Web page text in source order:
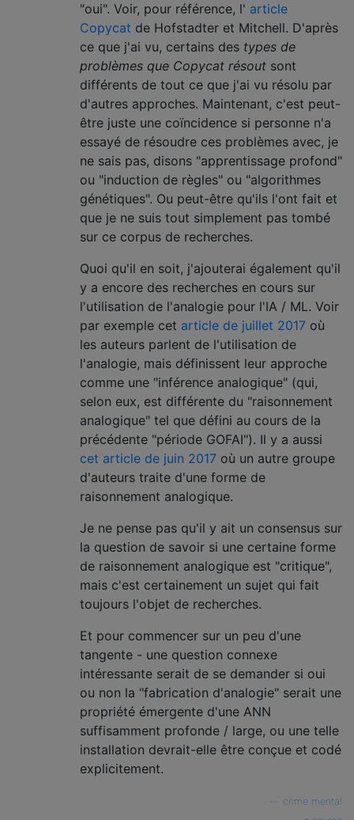
"oui". Voir, pour référence, l' article
Copycat de Hofstadter et Mitchell. D'après
ce que j'ai vu, certains des types de
problèmes que Copycat résout sont
différents de tout ce que j'ai vu résolu par
d'autres approches. Maintenant, c'est peut-
être juste une coïncidence si personne n'a
essayé de résoudre ces problèmes avec, je
ne sais pas, disons "apprentissage profond"
ou "induction de règles" ou "algorithmes
génétiques". Ou peut-être qu'ils l'ont fait et
que je ne suis tout simplement pas tombé
sur ce corpus de recherches.
Quoi qu'il en soit, j'ajouterai également qu'il
y a encore des recherches en cours sur
l'utilisation de l'analogie pour l'IA / ML. Voir
par exemple cet article de juillet 2017 où
les auteurs parlent de l'utilisation de
l'analogie, mais définissent leur approche
comme une "inférence analogique" (qui,
selon eux, est différente du "raisonnement
analogique" tel que défini au cours de la
précédente "période GOFAI"). Il y a aussi
cet article de juin 2017 où un autre groupe
d'auteurs traite d'une forme de
raisonnement analogique.
Je ne pense pas qu'il y ait un consensus sur
la question de savoir si une certaine forme
de raisonnement analogique est "critique",
mais c'est certainement un sujet qui fait
toujours l'objet de recherches.
Et pour commencer sur un peu d'une
tangente - une question connexe
intéressante serait de se demander si oui
ou non la "fabrication d'analogie" serait une
propriété émergente d'une ANN
suffisamment profonde / large, ou une telle
installation devrait-elle être conçue et codé
explicitement.
crime mental